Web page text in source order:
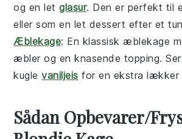
og en letglasur. Den er perfekt til
eller som en let dessert efter et
Æblekage: En klassiskæblekage
æbler og en knasende topping.
kuglevaniljeis for en ekstra lækker
Sådan Opbevarer/